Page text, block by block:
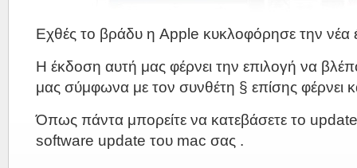
Εχθές το βράδυ η Apple κυκλοφόρησε την νέα
Η έκδοση αυτή μας φέρνει την επιλογή να
μας σύμφωνα με τον συνθέτη § επίσης φέρνει
Όπως πάντα μπορείτε να κατεβάσετε το
software update του mac σας .